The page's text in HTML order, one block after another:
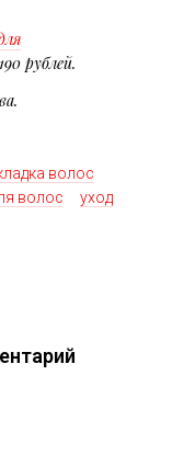
рублей.
волос
волос
уход